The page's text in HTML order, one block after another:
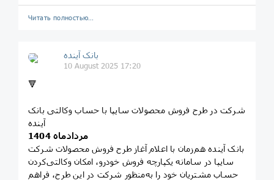
Читать полностью…
بانک آینده
10 August 2025 17:20
🔻
شرکت در طرح فروش محصولات سایپا با حساب وکالتی بانک
آینده
مردادماه 1404
بانک آینده هم‌زمان با اعلام آغاز طرح فروش محصولات شرکت
سایپا در سامانه یکپارچه فروش خودرو، امکان وکالتی‌کردن
حساب مشتریان خود را به‌منظور شرکت در این طرح، فراهم